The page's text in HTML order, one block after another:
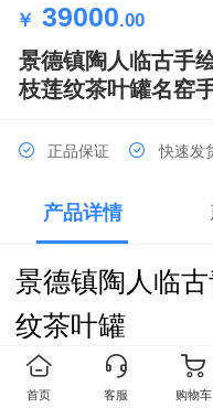
￥ 39000.00
景德镇陶人临古手
枝莲纹茶叶罐名窑
正品保证 快速发
产品详情
景德镇陶人临
纹茶叶罐
规格：口径
首页 客服 购物车